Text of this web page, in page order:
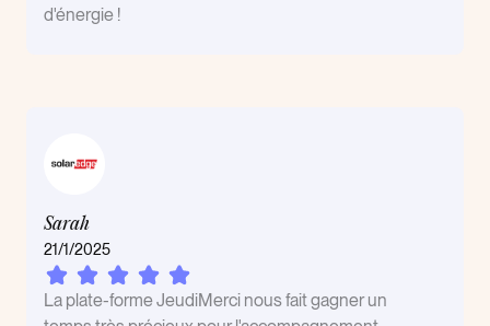
d'énergie !
Sarah
21/1/2025
La plate-forme JeudiMerci nous fait gagner un